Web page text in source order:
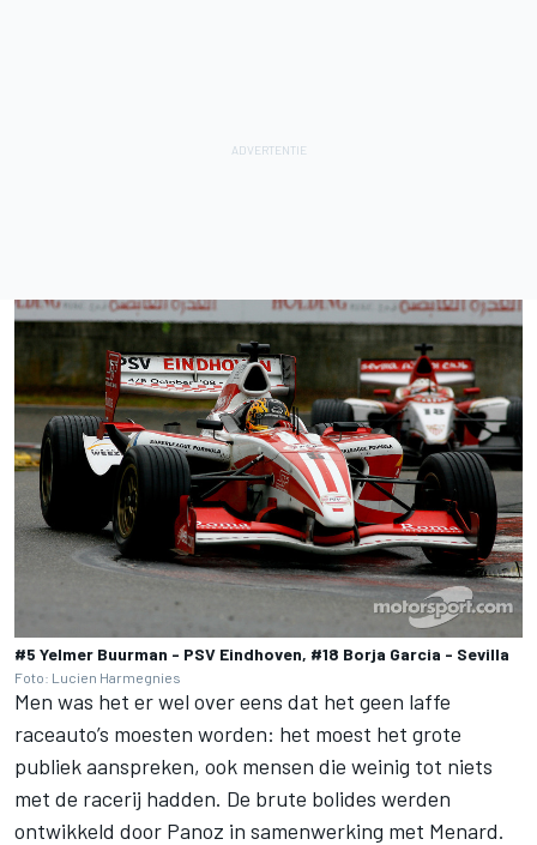
#5 Yelmer Buurman - PSV Eindhoven, #18 Borja Garcia - Sevilla
Foto: Lucien Harmegnies
Men was het er wel over eens dat het geen laffe
raceauto’s moesten worden: het moest het grote
publiek aanspreken, ook mensen die weinig tot niets
met de racerij hadden. De brute bolides werden
ontwikkeld door Panoz in samenwerking met Menard.